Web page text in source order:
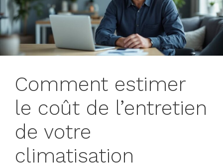
Comment estimer
le coût de l’entretien
de votre
climatisation